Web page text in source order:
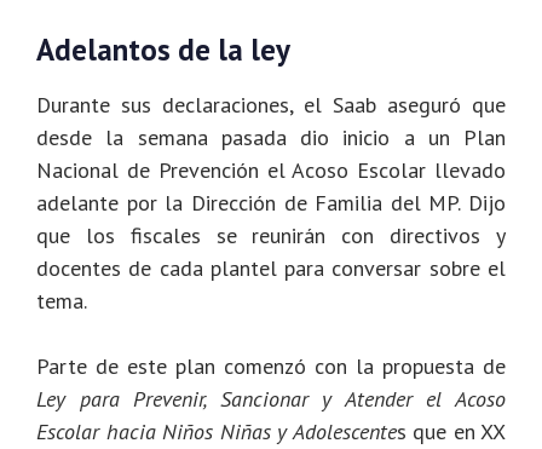
Adelantos de la ley
Durante sus declaraciones, el Saab aseguró que
desde la semana pasada dio inicio a un Plan
Nacional de Prevención el Acoso Escolar llevado
adelante por la Dirección de Familia del MP. Dijo
que los fiscales se reunirán con directivos y
docentes de cada plantel para conversar sobre el
tema.
Parte de este plan comenzó con la propuesta de
Ley para Prevenir, Sancionar y Atender el Acoso
Escolar hacia Niños Niñas y Adolescentes que en XX